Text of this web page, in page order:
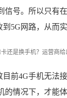
信号。所以只有
5G网路，从而
前4G手机无法
的情况下，才能